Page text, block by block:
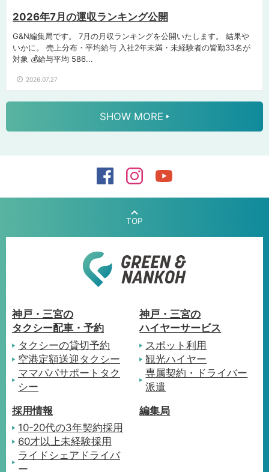
2026年7月の運収ランキング公開
G&N編集局です。 7月の月収ランキングを公開いたします。 結果や
いかに。 売上分布・平均給与 入社2年未満・未経験者の皆勤33名が
対象 💰給与平均 586...
2026.07.27
SHOW MORE
R
&
N
K
H
神戸・三宮の
タクシー配車・予約
タクシーの貸切予約
空港定額送迎タクシー
ママパパサポートタク
シー
神戸・三宮の
ハイヤーサービス
スポット利用
観光ハイヤー
専属契約・ドライバー
派遣
採用情報
10-20代の3年契約採用
60才以上未経験採用
ライドシェアドライバ
ー
編集局